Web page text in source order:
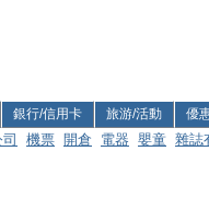
銀行/信用卡 旅游/活動 優
機票 開倉 電器 嬰童 雜誌